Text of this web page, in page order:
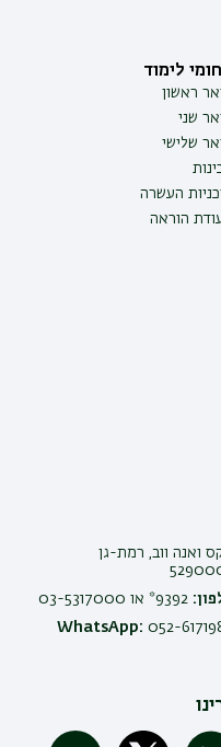
לימוד
ראשון
שני
שלישי
העשרה
הוראה
ואנה ווב, רמת-גן
WhatsApp: 052-